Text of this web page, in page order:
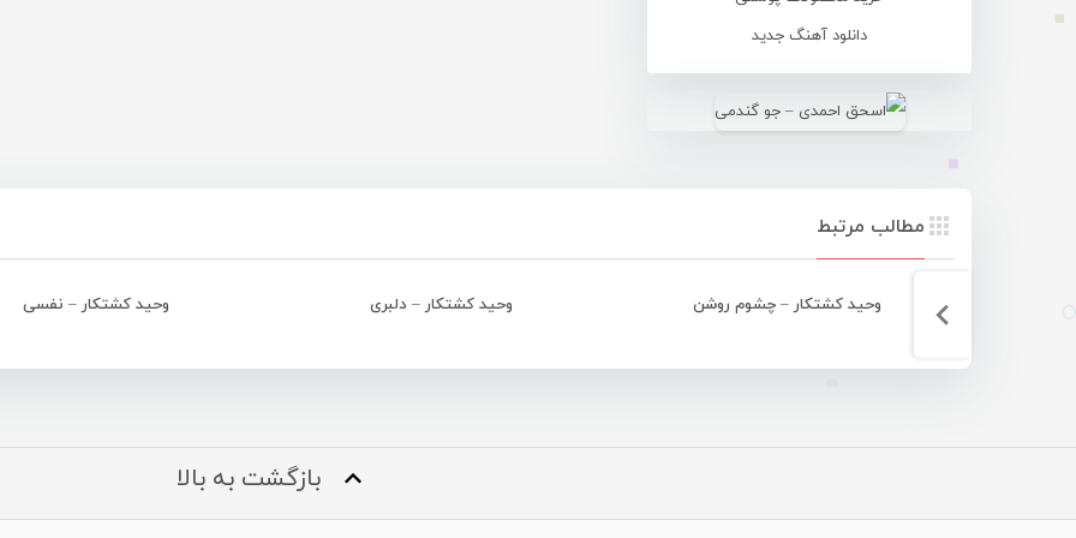
دانلود آهنگ جدید
مطالب مرتبط
وحید کشتکار – چشوم روشن وحید کشتکار – دلبری وحید کشتکار – نفسی
بازگشت به بالا